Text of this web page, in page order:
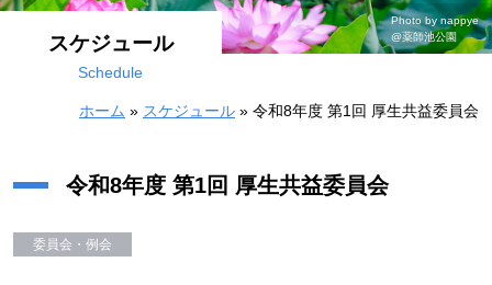
スケジュール
Schedule
Photo by nappye
@薬師池公園
ホーム » スケジュール » 令和8年度 第1回 厚生共益委員会
令和8年度 第1回 厚生共益委員会
委員会・例会